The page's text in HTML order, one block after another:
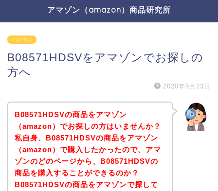
アマゾン（amazon）商品研究所
パソコン
B08571HDSVをアマゾンでお探しの
方へ
2020年9月23日
B08571HDSVの商品をアマゾン
（amazon）でお探しの方はいませんか？
私自身、B08571HDSVの商品をアマゾン
（amazon）で購入したかったので、アマ
ゾンのどのページから、B08571HDSVの
商品を購入することができるのか？
B08571HDSVの商品をアマゾンで探して